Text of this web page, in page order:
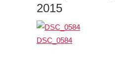
2015
DSC_0584